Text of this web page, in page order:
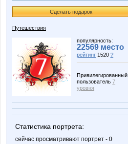
Сделать подарок
Путешествия
популярность:
22569 место
рейтинг 1520 ?
Привилегированный
пользователь 7
уровня
Статистика портрета:
сейчас просматривают портрет - 0